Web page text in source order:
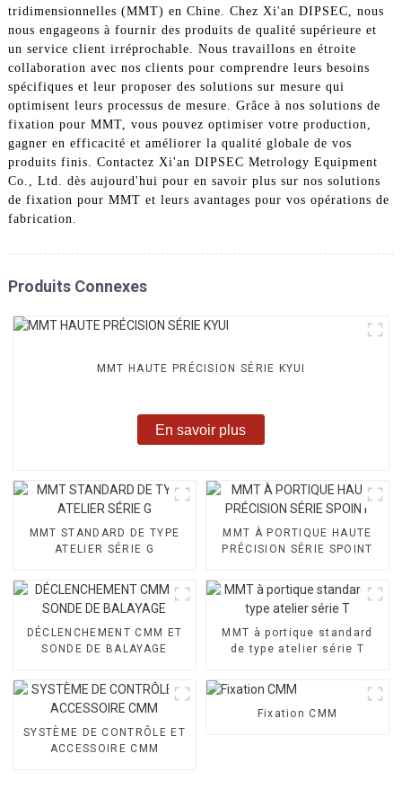
tridimensionnelles (MMT) en Chine. Chez Xi'an DIPSEC, nous
nous engageons à fournir des produits de qualité supérieure et
un service client irréprochable. Nous travaillons en étroite
collaboration avec nos clients pour comprendre leurs besoins
spécifiques et leur proposer des solutions sur mesure qui
optimisent leurs processus de mesure. Grâce à nos solutions de
fixation pour MMT, vous pouvez optimiser votre production,
gagner en efficacité et améliorer la qualité globale de vos
produits finis. Contactez Xi'an DIPSEC Metrology Equipment
Co., Ltd. dès aujourd'hui pour en savoir plus sur nos solutions
de fixation pour MMT et leurs avantages pour vos opérations de
fabrication.
Produits Connexes
MMT HAUTE PRÉCISION SÉRIE KYUI
En savoir plus
MMT STANDARD DE TYPE
ATELIER SÉRIE G
MMT À PORTIQUE HAUTE
PRÉCISION SÉRIE SPOINT
DÉCLENCHEMENT CMM ET
SONDE DE BALAYAGE
MMT à portique standard
de type atelier série T
SYSTÈME DE CONTRÔLE ET
ACCESSOIRE CMM
Fixation CMM